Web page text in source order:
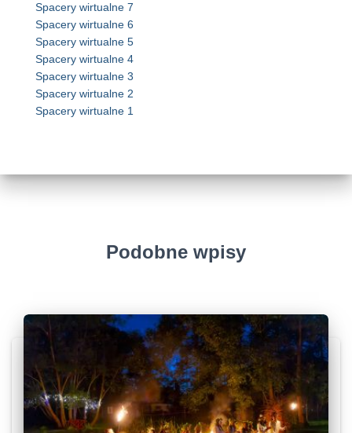
Spacery wirtualne 7
Spacery wirtualne 6
Spacery wirtualne 5
Spacery wirtualne 4
Spacery wirtualne 3
Spacery wirtualne 2
Spacery wirtualne 1
Podobne wpisy